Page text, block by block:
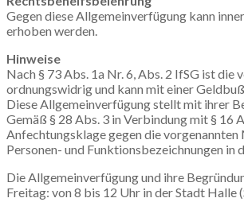
Gegen diese Allgemeinverfügung kann
erhoben werden.
Hinweise
Nach § 73 Abs. 1a Nr. 6, Abs. 2 IfSG ist
ordnungswidrig und kann mit einer
Diese Allgemeinverfügung stellt mit ihrer
Gemäß § 28 Abs. 3 in Verbindung mit § 16
Anfechtungsklage gegen die
Personen- und Funktionsbezeichnungen
Die Allgemeinverfügung und ihre
Freitag: von 8 bis 12 Uhr in der Stadt Halle